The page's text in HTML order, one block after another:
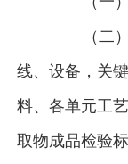
（二）
线、设备，关
料、各单元工
取物成品检验